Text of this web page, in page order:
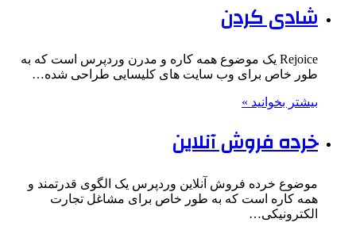
شادی کردن
Rejoice یک موضوع همه کاره و مدرن وردپرس است که به
طور خاص برای وب سایت های کلیسایی طراحی شده…
بیشتر بخوانید »
خرده فروش آنلاین
موضوع خرده فروش آنلاین وردپرس یک الگوی قدرتمند و
همه کاره است که به طور خاص برای مشاغل تجارت
الکترونیکی…